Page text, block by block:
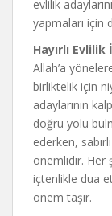
evlilik
yapmaları için
Hayırlı
Allah’a
birliktelik için
adaylarının
doğru yolu
ederken,
önemlidir. Her
içtenlikle dua
önem taşır.